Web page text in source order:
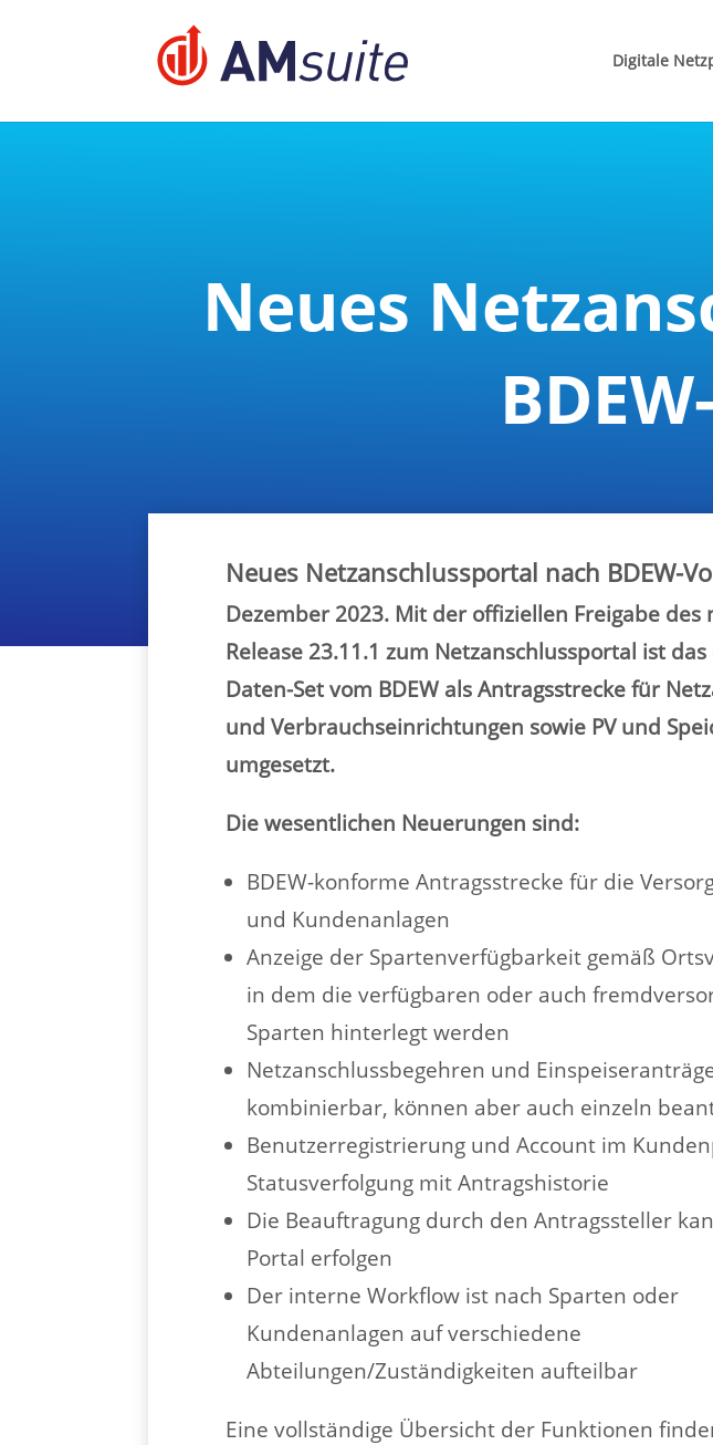
jQuery(function($){ $('.logo_container a').removeAttr('href'); });
Digitale
Neues
Neues Netzanschlussportal nach BDEW-
Dezember 2023. Mit der offiziellen Freigabe des
Release 23.11.1 zum Netzanschlussportal ist
Daten-Set vom BDEW als Antragsstrecke für
und Verbrauchseinrichtungen sowie PV und
umgesetzt.
Die wesentlichen Neuerungen sind:
BDEW-konforme Antragsstrecke für die
und Kundenanlagen
Anzeige der Spartenverfügbarkeit gemäß
in dem die verfügbaren oder auch
Sparten hinterlegt werden
Netzanschlussbegehren und
kombinierbar, können aber auch einzeln
Benutzerregistrierung und Account im
Statusverfolgung mit Antragshistorie
Die Beauftragung durch den Antragssteller
Portal erfolgen
Der interne Workflow ist nach Sparten oder
Kundenanlagen auf verschiedene
Abteilungen/Zuständigkeiten aufteilbar
Eine vollständige Übersicht der Funktionen